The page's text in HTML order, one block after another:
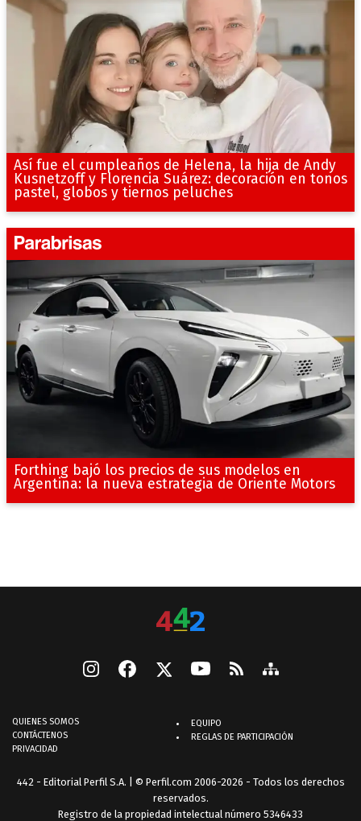
Así fue el cumpleaños de Helena, la hija de Andy
Kusnetzoff y Florencia Suárez: decoración en tonos
pastel, globos y tiernos peluches
Forthing bajó los precios de sus modelos en
Argentina: la nueva estrategia de Oriente Motors
QUIENES SOMOS
CONTÁCTENOS
PRIVACIDAD
EQUIPO
REGLAS DE PARTICIPACIÓN
442 - Editorial Perfil S.A. | © Perfil.com 2006-2026 - Todos los derechos
reservados.
Registro de la propiedad intelectual número 5346433